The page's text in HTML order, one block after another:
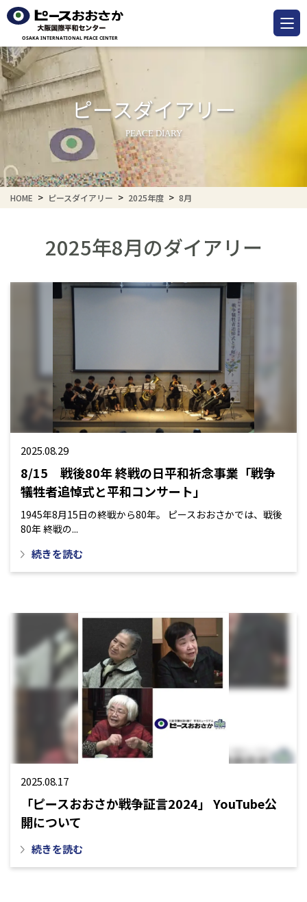
ピースダイアリー
PEACE DIARY
HOME ピースダイアリー 2025年度 8月
2025年8月のダイアリー
2025.08.29
8/15 戦後80年 終戦の日平和祈念事業「戦争
犠牲者追悼式と平和コンサート」
1945年8月15日の終戦から80年。 ピースおおさかでは、戦後
80年 終戦の...
続きを読む
2025.08.17
「ピースおおさか戦争証言2024」 YouTube公
開について
続きを読む